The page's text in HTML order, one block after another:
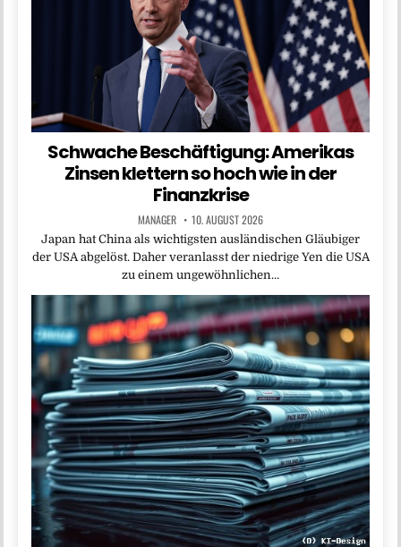
Schwache Beschäftigung: Amerikas
Zinsen klettern so hoch wie in der
Finanzkrise
MANAGER 10. AUGUST 2026
Japan hat China als wichtigsten ausländischen Gläubiger
der USA abgelöst. Daher veranlasst der niedrige Yen die USA
zu einem ungewöhnlichen…